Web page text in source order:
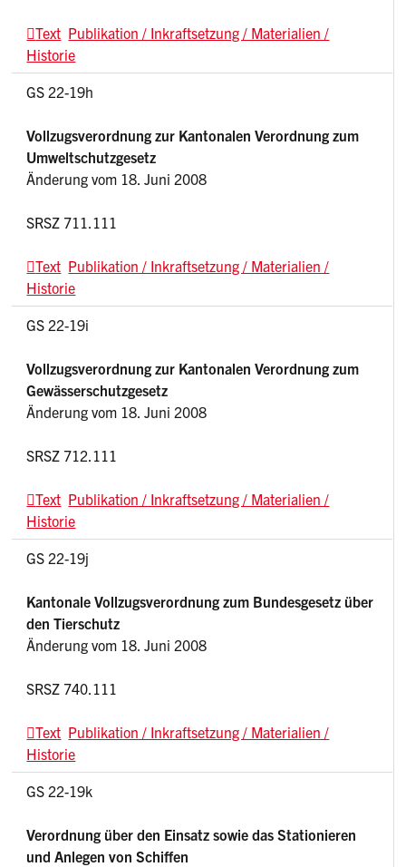
Text Publikation / Inkraftsetzung / Materialien /
Historie
GS 22-19h
Vollzugsverordnung zur Kantonalen Verordnung zum
Umweltschutzgesetz
Änderung vom 18. Juni 2008
SRSZ 711.111
Text Publikation / Inkraftsetzung / Materialien /
Historie
GS 22-19i
Vollzugsverordnung zur Kantonalen Verordnung zum
Gewässerschutzgesetz
Änderung vom 18. Juni 2008
SRSZ 712.111
Text Publikation / Inkraftsetzung / Materialien /
Historie
GS 22-19j
Kantonale Vollzugsverordnung zum Bundesgesetz über
den Tierschutz
Änderung vom 18. Juni 2008
SRSZ 740.111
Text Publikation / Inkraftsetzung / Materialien /
Historie
GS 22-19k
Verordnung über den Einsatz sowie das Stationieren
und Anlegen von Schiffen